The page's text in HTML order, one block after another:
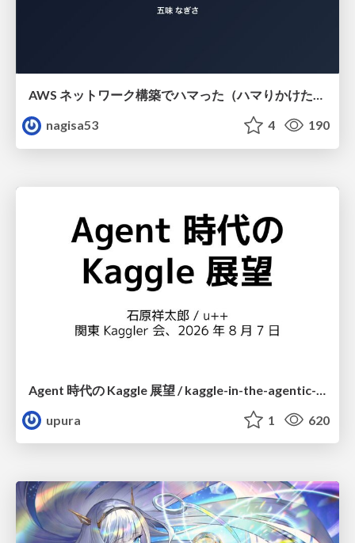
AWS ネットワーク構築でハマった（ハマりかけた） 5選とそこから得た教訓
nagisa53
4 190
upura
1 620